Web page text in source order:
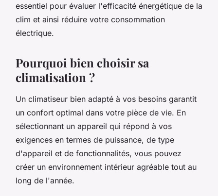
essentiel pour évaluer l'efficacité énergétique de la
clim et ainsi réduire votre consommation
électrique.
Pourquoi bien choisir sa
climatisation ?
Un climatiseur bien adapté à vos besoins garantit
un confort optimal dans votre pièce de vie. En
sélectionnant un appareil qui répond à vos
exigences en termes de puissance, de type
d'appareil et de fonctionnalités, vous pouvez
créer un environnement intérieur agréable tout au
long de l'année.